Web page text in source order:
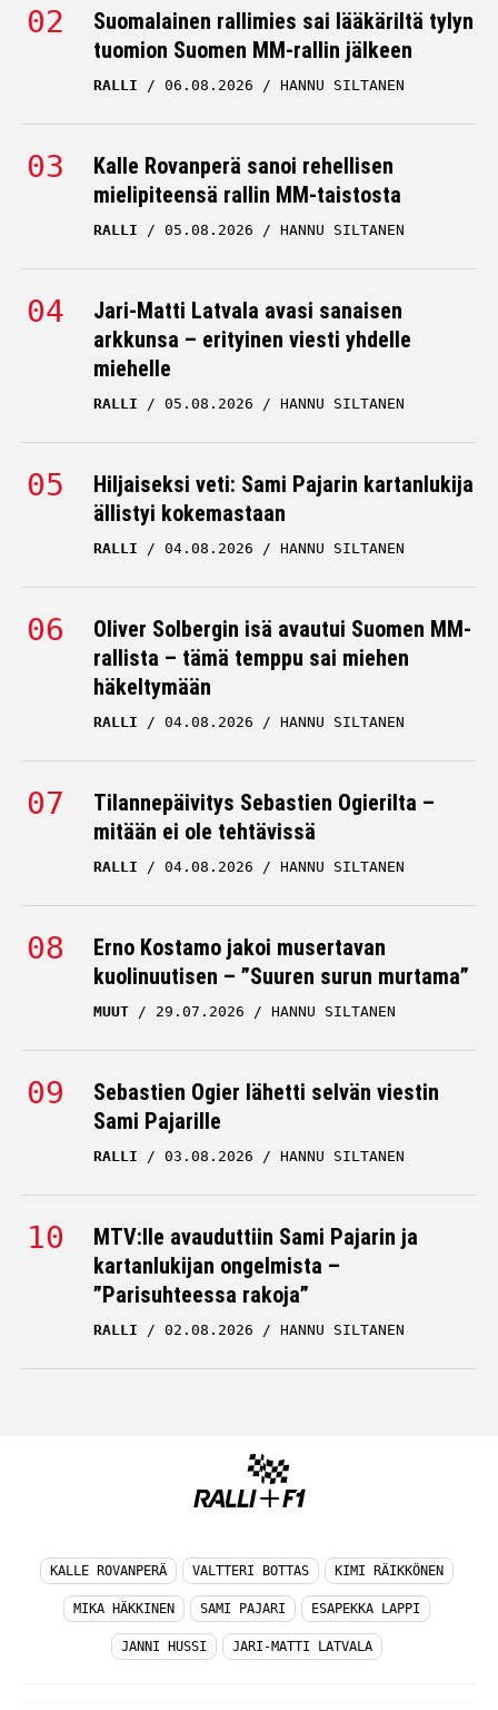
Suomalainen rallimies sai lääkäriltä tylyn
tuomion Suomen MM-rallin jälkeen
RALLI 06.08.2026 HANNU SILTANEN
Kalle Rovanperä sanoi rehellisen
mielipiteensä rallin MM-taistosta
RALLI 05.08.2026 HANNU SILTANEN
Jari-Matti Latvala avasi sanaisen
arkkunsa – erityinen viesti yhdelle
miehelle
RALLI 05.08.2026 HANNU SILTANEN
Hiljaiseksi veti: Sami Pajarin kartanlukija
ällistyi kokemastaan
RALLI 04.08.2026 HANNU SILTANEN
Oliver Solbergin isä avautui Suomen MM-
rallista – tämä temppu sai miehen
häkeltymään
RALLI 04.08.2026 HANNU SILTANEN
Tilannepäivitys Sebastien Ogierilta –
mitään ei ole tehtävissä
RALLI 04.08.2026 HANNU SILTANEN
Erno Kostamo jakoi musertavan
kuolinuutisen – ”Suuren surun murtama”
MUUT 29.07.2026 HANNU SILTANEN
Sebastien Ogier lähetti selvän viestin
Sami Pajarille
RALLI 03.08.2026 HANNU SILTANEN
MTV:lle avauduttiin Sami Pajarin ja
kartanlukijan ongelmista –
”Parisuhteessa rakoja”
RALLI 02.08.2026 HANNU SILTANEN
KALLE ROVANPERÄ VALTTERI BOTTAS KIMI RÄIKKÖNEN
MIKA HÄKKINEN SAMI PAJARI ESAPEKKA LAPPI
JANNI HUSSI JARI-MATTI LATVALA